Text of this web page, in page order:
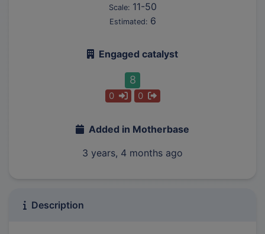
Scale: 11-50
Estimated: 6
Engaged catalyst
8
0 0
Added in Motherbase
3 years, 4 months ago
Description